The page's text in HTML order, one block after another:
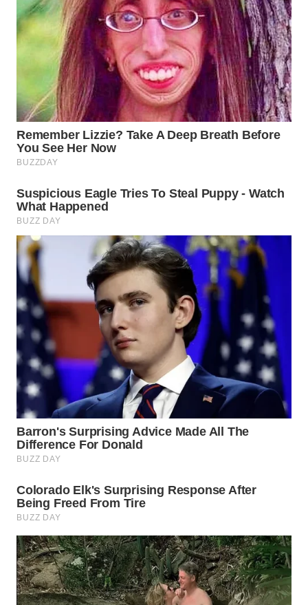
WN
SUKABUMI
WN
PURWAKARTA
WN
PRIANGAN
TIMUR
SEMARANG
WN
SOLO
BOROBUDUR
WN
MADURA
WN
SURABAYA
WN
NATUNA
BINTAN
MANDALIKA
WN
LIKUPANG